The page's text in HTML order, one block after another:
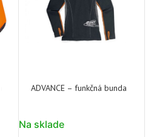
ADVANCE – funkčná bunda
Na sklade